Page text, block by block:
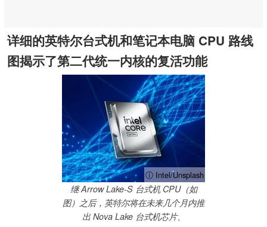
详细的英特尔台式机和笔记本电脑 CPU 路线
图揭示了第二代统一内核的复活功能
ⓘ Intel/Unsplash
继 Arrow Lake-S 台式机 CPU（如
图）之后，英特尔将在未来几个月内推
出 Nova Lake 台式机芯片、